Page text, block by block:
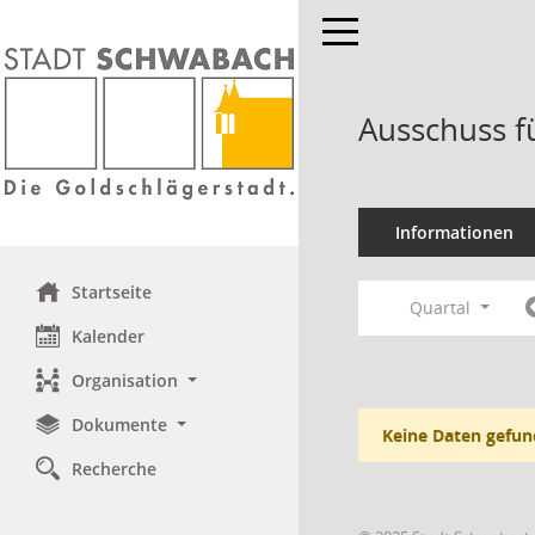
Startseite
Kalender
Organisation
Dokumente
Recherche
Toggle navigation
Ausschuss
Informationen
Quartal
Keine Daten